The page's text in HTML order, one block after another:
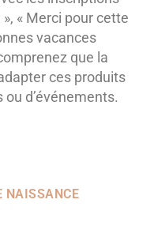
« Merci pour cette
vacances
que la
ces produits
d’événements.
NAISSANCE